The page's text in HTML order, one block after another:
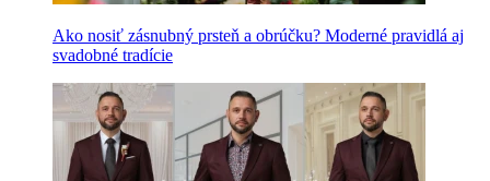
Ako nosiť zásnubný prsteň a obrúčku? Moderné pravidlá aj
svadobné tradície